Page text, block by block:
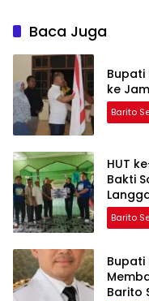
Baca Juga
Bupati
ke
Barito
HUT
Bakti
Barito
Bupati
Barito